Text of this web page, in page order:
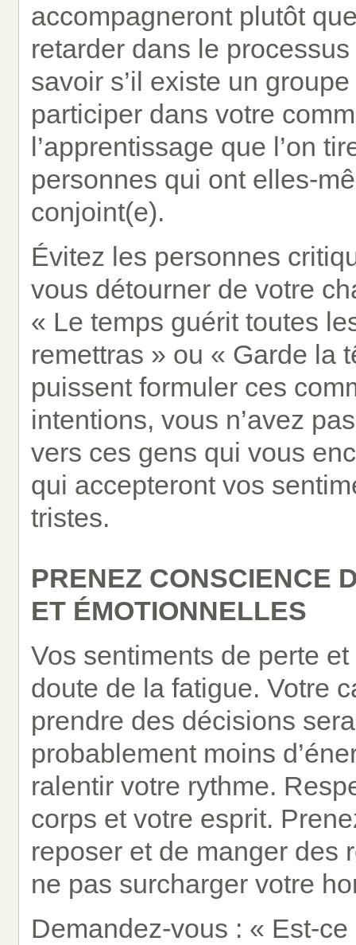
accompagneront plutôt
retarder dans le
savoir s’il existe un
participer dans votre
l’apprentissage que l’on
personnes qui ont elles-
conjoint(e).
Évitez les personnes
vous détourner de votre
« Le temps guérit toutes
remettras » ou « Garde la
puissent formuler ces
intentions, vous n’avez
vers ces gens qui vous
qui accepteront vos
tristes.
PRENEZ CONSCIENCE
ET ÉMOTIONNELLES
Vos sentiments de perte
doute de la fatigue. Votre
prendre des décisions
probablement moins
ralentir votre rythme.
corps et votre esprit.
reposer et de manger des
ne pas surcharger votre
Demandez-vous : « Est-